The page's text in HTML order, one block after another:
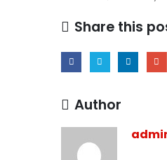
Share this
Author